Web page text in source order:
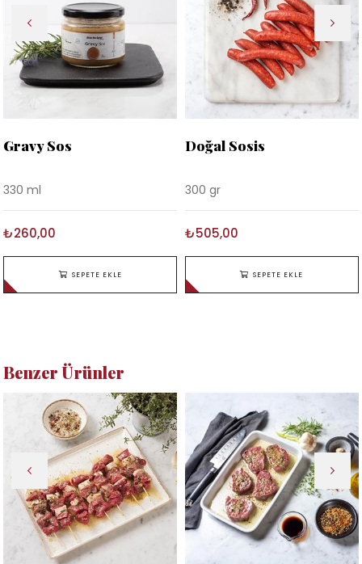
Gravy Sos
330 ml
₺260,00
SEPETE EKLE
Doğal Sosis
300 gr
₺505,00
SEPETE EKLE
Benzer Ürünler